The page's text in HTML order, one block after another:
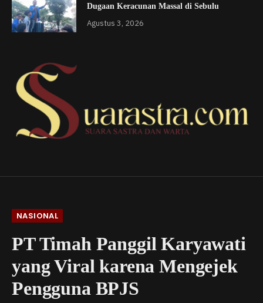
Dugaan Keracunan Massal di Sebulu
Agustus 3, 2026
NASIONAL
PT Timah Panggil Karyawati
yang Viral karena Mengejek
Pengguna BPJS